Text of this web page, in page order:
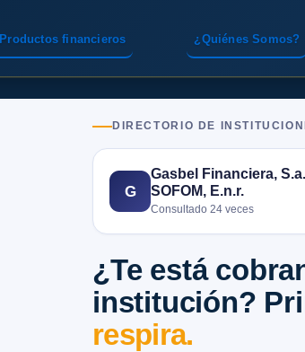
Productos financieros ¿Quiénes Somos?
DIRECTORIO DE
G
Gasbel Financiera,
SOFOM, E.n.r.
Consultado 24 veces
¿Te está
institución?
respira.